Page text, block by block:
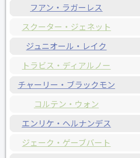
フアン・ラガーレス
スクーター・ジェネット
ジュニオール・レイク
トラビス・ディアルノー
チャーリー・ブラックモン
コルテン・ウォン
エンリケ・ヘルナンデス
ジェーク・ゲーブバート